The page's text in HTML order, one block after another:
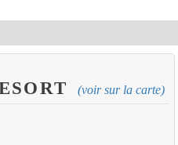
(voir sur la carte)